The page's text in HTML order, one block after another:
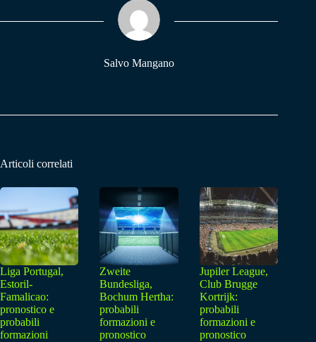
pp m
Salvo Mangano
Articoli correlati
Liga Portugal,
Estoril-
Famalicao:
pronostico e
probabili
formazioni
Zweite
Bundesliga,
Bochum Hertha:
probabili
formazioni e
pronostico
Jupiler League,
Club Brugge
Kortrijk:
probabili
formazioni e
pronostico